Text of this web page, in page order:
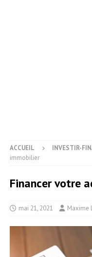
ACCUEIL INVESTIR-
immobilier
Financer votre
mai 21, 2021 Maxime